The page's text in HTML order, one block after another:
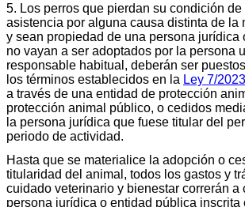
5. Los perros que pierdan su condición de
asistencia por alguna causa distinta de la
y sean propiedad de una persona jurídica
no vayan a ser adoptados por la persona
responsable habitual, deberán ser
los términos establecidos en la Ley 7/
a través de una entidad de protección
protección animal público, o cedidos
la persona jurídica que fuese titular del
periodo de actividad.
Hasta que se materialice la adopción o
titularidad del animal, todos los gastos y
cuidado veterinario y bienestar correrán a
persona jurídica o entidad pública inscrita